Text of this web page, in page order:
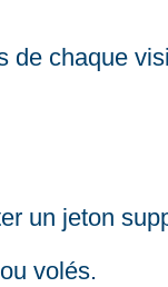
de chaque
un jeton
volés.